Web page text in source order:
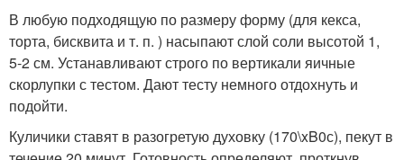
В любую подходящую по размеру форму (для кекса,
торта, бисквита и т. п. ) насыпают слой соли высотой 1,
5-2 см. Устанавливают строго по вертикали яичные
скорлупки с тестом. Дают тесту немного отдохнуть и
подойти.
Куличики ставят в разогретую духовку (170\xB0с), пекут в